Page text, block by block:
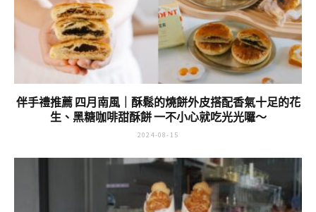
伴手禮推薦 四月南風｜酥鬆的燒餅外皮搭配香氣十足的花
生、黑糖咖啡甜酥餅 一不小心就吃光光囉～
2024-08-15